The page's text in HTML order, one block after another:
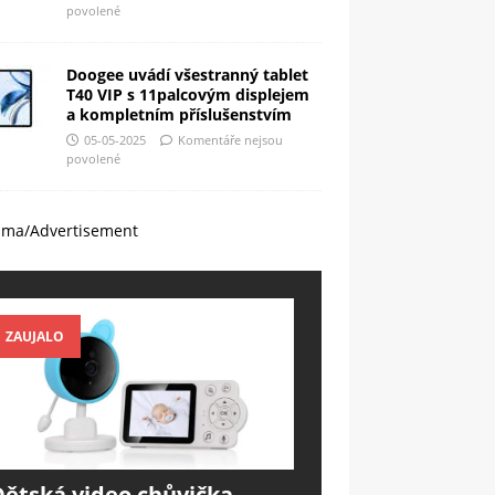
povolené
Doogee uvádí všestranný tablet
T40 VIP s 11palcovým displejem
a kompletním příslušenstvím
05-05-2025
Komentáře nejsou
povolené
Advertisement
ZAUJALO